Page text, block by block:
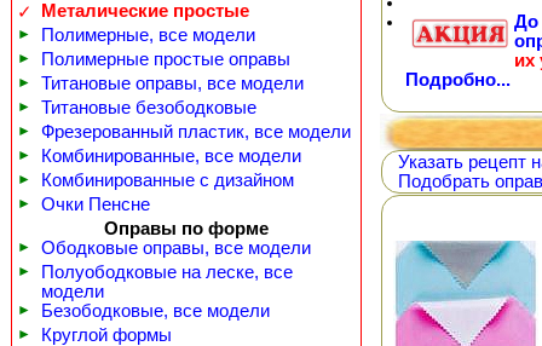
✓
Металические простые
► Полимерные, все модели
► Полимерные простые оправы
► Титановые оправы, все модели
► Титановые безободковые
► Фрезерованный пластик, все модели
► Комбинированные, все модели
► Комбинированные с дизайном
►
Очки Пенсне
Оправы по форме
► Ободковые оправы, все модели
►
Полуободковые на леске, все
модели
► Безободковые, все модели
► Круглой формы
До
их
Подробно...
Указать рецепт
Подобрать